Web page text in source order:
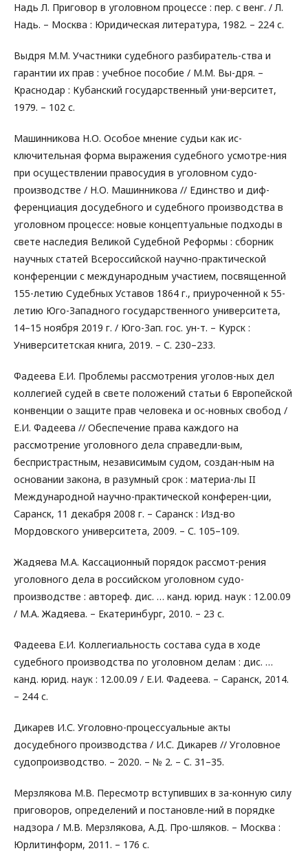
Надь Л. Приговор в уголовном процессе : пер. с венг. / Л.
Надь. – Москва : Юридическая литература, 1982. – 224 с.
Выдря М.М. Участники судебного разбиратель-ства и
гарантии их прав : учебное пособие / М.М. Вы-дря. –
Краснодар : Кубанский государственный уни-верситет,
1979. – 102 с.
Машинникова Н.О. Особое мнение судьи как ис-
ключительная форма выражения судебного усмотре-ния
при осуществлении правосудия в уголовном судо-
производстве / Н.О. Машинникова // Единство и диф-
ференциация досудебного и судебного производства в
уголовном процессе: новые концептуальные подходы в
свете наследия Великой Судебной Реформы : сборник
научных статей Всероссийской научно-практической
конференции с международным участием, посвященной
155-летию Судебных Уставов 1864 г., приуроченной к 55-
летию Юго-Западного государственного университета,
14–15 ноября 2019 г. / Юго-Зап. гос. ун-т. – Курск :
Университетская книга, 2019. – С. 230–233.
Фадеева Е.И. Проблемы рассмотрения уголов-ных дел
коллегией судей в свете положений статьи 6 Европейской
конвенции о защите прав человека и ос-новных свобод /
Е.И. Фадеева // Обеспечение права каждого на
рассмотрение уголовного дела справедли-вым,
беспристрастным, независимым судом, создан-ным на
основании закона, в разумный срок : материа-лы II
Международной научно-практической конферен-ции,
Саранск, 11 декабря 2008 г. – Саранск : Изд-во
Мордовского университета, 2009. – С. 105–109.
Жадяева М.А. Кассационный порядок рассмот-рения
уголовного дела в российском уголовном судо-
производстве : автореф. дис. … канд. юрид. наук : 12.00.09
/ М.А. Жадяева. – Екатеринбург, 2010. – 23 с.
Фадеева Е.И. Коллегиальность состава суда в ходе
судебного производства по уголовном делам : дис. …
канд. юрид. наук : 12.00.09 / Е.И. Фадеева. – Саранск, 2014.
– 244 с.
Дикарев И.С. Уголовно-процессуальные акты
досудебного производства / И.С. Дикарев // Уголовное
судопроизводство. – 2020. – № 2. – С. 31–35.
Мерзлякова М.В. Пересмотр вступивших в за-конную силу
приговоров, определений и постановле-ний в порядке
надзора / М.В. Мерзлякова, А.Д. Про-шляков. – Москва :
Юрлитинформ, 2011. – 176 с.